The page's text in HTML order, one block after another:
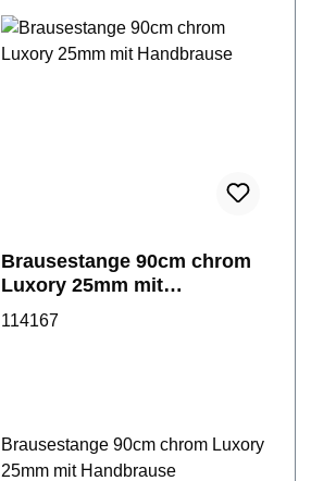
Brausestange 90cm chrom
Luxory 25mm mit
Handbrause
114167
Brausestange 90cm chrom Luxory
25mm mit Handbrause